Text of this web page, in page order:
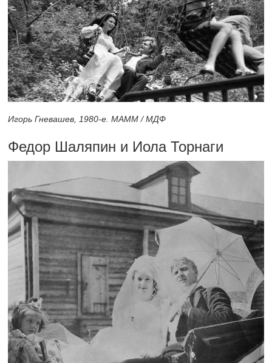
Игорь Гневашев, 1980-е. МАММ / МДФ
Федор Шаляпин и Иола Торнаги